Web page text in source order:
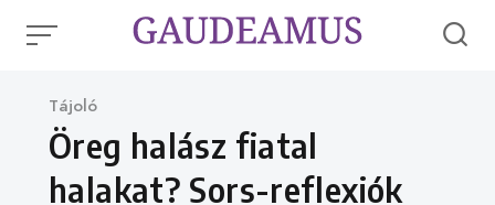
Category
Tájoló
Öreg halász fiatal
halakat? Sors-reflexiók